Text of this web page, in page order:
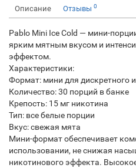
Описание Отзывы 0
Pablo Mini Ice Cold — мини-
ярким мятным вкусом и
эффектом.
Характеристики:
Формат: мини для дискретного
Количество: 30 порций в банке
Крепость: 15 мг никотина
Тип: все белые порции
Вкус: свежая мята
Мини-формат обеспечивает
использовании, не снижая
никотинового эффекта.